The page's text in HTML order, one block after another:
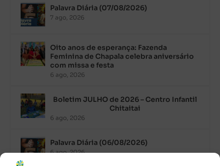
Palavra Diária (07/08/2026)
7 ago, 2026
Oito anos de esperança: Fazenda
Feminina de Chapala celebra aniversário
com missa e festa
6 ago, 2026
Boletim JULHO de 2026 – Centro Infantil
Chitaitai
6 ago, 2026
Palavra Diária (06/08/2026)
6 ago, 2026